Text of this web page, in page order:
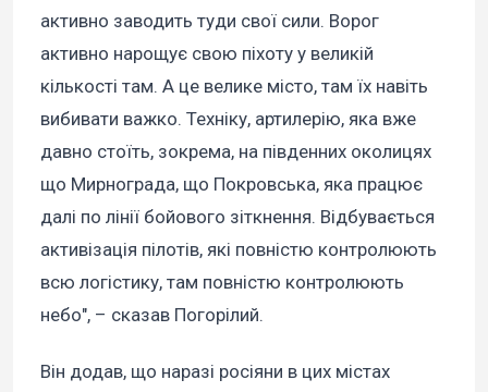
активно заводить туди свої сили. Ворог
активно нарощує свою піхоту у великій
кількості там. А це велике місто, там їх навіть
вибивати важко. Техніку, артилерію, яка вже
давно стоїть, зокрема, на південних околицях
що Мирнограда, що Покровська, яка працює
далі по лінії бойового зіткнення. Відбувається
активізація пілотів, які повністю контролюють
всю логістику, там повністю контролюють
небо", – сказав Погорілий.
Він додав, що наразі росіяни в цих містах